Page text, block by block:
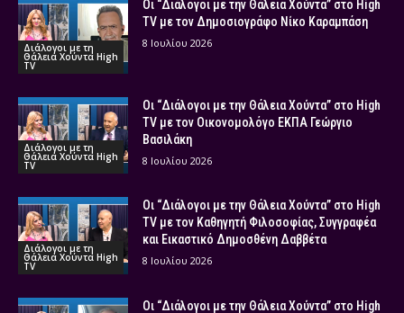
Διάλογοι με τη
Θάλεια Χούντα High
TV
Οι “Διάλογοι με την Θάλεια Χούντα” στο High
TV με τον Δημοσιογράφο Νίκο Καραμπάση
8 Ιουλίου 2026
Διάλογοι με τη
Θάλεια Χούντα High
TV
Οι “Διάλογοι με την Θάλεια Χούντα” στο High
TV με τον Οικονομολόγο ΕΚΠΑ Γεώργιο
Βασιλάκη
8 Ιουλίου 2026
Διάλογοι με τη
Θάλεια Χούντα High
TV
Οι “Διάλογοι με την Θάλεια Χούντα” στο High
TV με τον Καθηγητή Φιλοσοφίας, Συγγραφέα
και Εικαστικό Δημοσθένη Δαββέτα
8 Ιουλίου 2026
Οι “Διάλογοι με την Θάλεια Χούντα” στο High